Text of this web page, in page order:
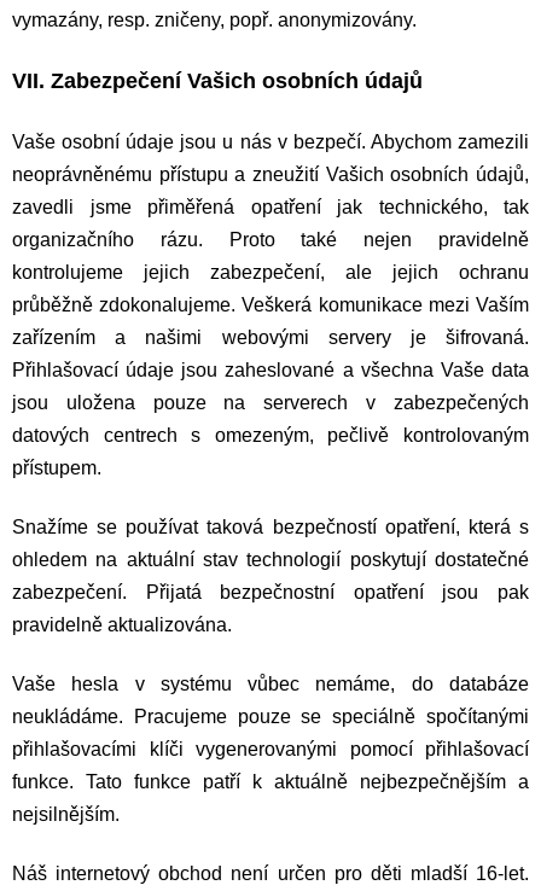
vymazány, resp. zničeny, popř. anonymizovány.
VII. Zabezpečení Vašich osobních údajů
Vaše osobní údaje jsou u nás v bezpečí. Abychom zamezili
neoprávněnému přístupu a zneužití Vašich osobních údajů,
zavedli jsme přiměřená opatření jak technického, tak
organizačního rázu. Proto také nejen pravidelně
kontrolujeme jejich zabezpečení, ale jejich ochranu
průběžně zdokonalujeme. Veškerá komunikace mezi Vaším
zařízením a našimi webovými servery je šifrovaná.
Přihlašovací údaje jsou zaheslované a všechna Vaše data
jsou uložena pouze na serverech v zabezpečených
datových centrech s omezeným, pečlivě kontrolovaným
přístupem.
Snažíme se používat taková bezpečností opatření, která s
ohledem na aktuální stav technologií poskytují dostatečné
zabezpečení. Přijatá bezpečnostní opatření jsou pak
pravidelně aktualizována.
Vaše hesla v systému vůbec nemáme, do databáze
neukládáme. Pracujeme pouze se speciálně spočítanými
přihlašovacími klíči vygenerovanými pomocí přihlašovací
funkce. Tato funkce patří k aktuálně nejbezpečnějším a
nejsilnějším.
Náš internetový obchod není určen pro děti mladší 16-let.